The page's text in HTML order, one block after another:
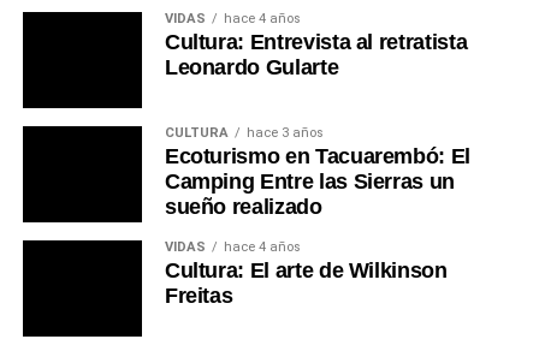
VIDAS hace 4 años
Cultura: Entrevista al retratista
Leonardo Gularte
CULTURA hace 3 años
Ecoturismo en Tacuarembó: El
Camping Entre las Sierras un
sueño realizado
VIDAS hace 4 años
Cultura: El arte de Wilkinson
Freitas